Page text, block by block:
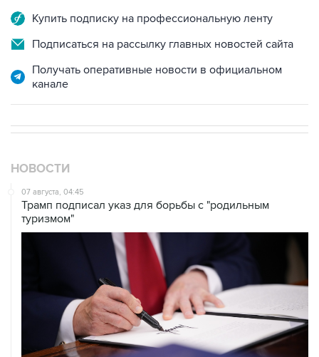
Купить подписку на профессиональную ленту
Подписаться на рассылку главных новостей сайта
Получать оперативные новости в официальном
канале
НОВОСТИ
07 августа, 04:45
Трамп подписал указ для борьбы с "родильным
туризмом"